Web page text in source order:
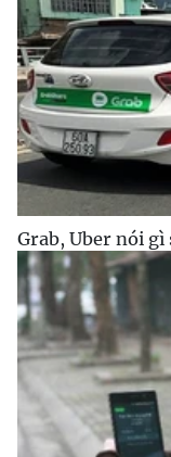
Grab, Uber nói gì